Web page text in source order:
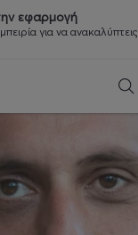
εφαρμογή
για να ανακαλύπτεις